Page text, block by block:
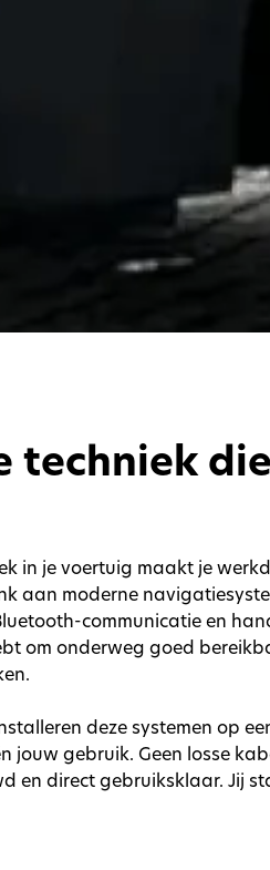
techniek
in je voertuig maakt je
aan moderne
communicatie en
om onderweg goed
deze systemen op
jouw gebruik. Geen losse
en direct gebruiksklaar. Jij